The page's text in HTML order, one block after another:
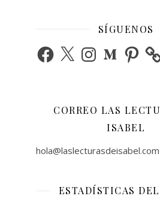
SÍGUENOS
Facebook
X InstagramMediumPinterest
CORREO LAS
ISABEL
hola@laslecturasdeisabel.com
ESTADÍSTICAS